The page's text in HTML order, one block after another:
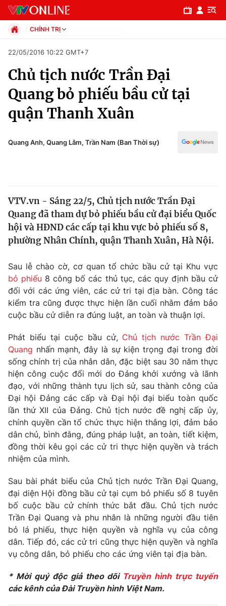
Chuyên mục
Chính trị
Thế giới
Tin tức
Thế giới đó đây
Câu chuyện quốc tế
Kinh tế
Tài chính
Thị trường
Góc doanh nghiệp
Dữ liệu và đời sống
Truyền hình
Hậu trường
Nhân vật
Khán giả
Giải sao mai
Giải trí
Điện ảnh
Âm nhạc
Sao
Đời sống
Du lịch
Làm đẹp
Chất lượng cuộc sống
Giáo dục
Tuyển sinh
Học trực tuyến
Công nghệ
Hitech Công nghệ tương lai
Sản phẩm
Thị trường
Tư vấn
Giao lưu trực tuyến
Lịch phát sóng
Chuyên mục khác
Emagazine Podcast
CHÍNH TRỊ
Xã hội
Pháp luật
Kinh tế
Thể thao
Truyền hình
Đời sống
22/05/2016 10:22 GMT+7
Chủ tịch nước Trần Đại
Quang bỏ phiếu bầu cử tại
quận Thanh Xuân
Quang Anh, Quang Lâm, Trần Nam (Ban Thời sự)
VTV.vn - Sáng 22/5, Chủ tịch nước Trần Đại
Quang đã tham dự bỏ phiếu bầu cử đại biểu Quốc
hội và HĐND các cấp tại khu vực bỏ phiếu số 8,
phường Nhân Chính, quận Thanh Xuân, Hà Nội.
Sau lễ chào cờ, cơ quan tổ chức bầu cử tại Khu vực
bỏ phiếu 8 công bố các thủ tục, các quy định bầu cử
đối với các ứng viên, các cử tri tại địa bàn. Công tác
kiểm tra cũng được thực hiện lần cuối nhằm đảm bảo
cuộc bầu cử diễn ra đúng luật, an toàn và thuận lợi.
Phát biểu tại cuộc bầu cử, Chủ tịch nước Trần Đại
Quang nhấn mạnh, đây là sự kiện trọng đại trong đời
sống chính trị của nhân dân, đặc biệt sau 30 năm thực
hiện công cuộc đổi mới do Đảng khởi xướng và lãnh
đạo, với những thành tựu lịch sử, sau thành công của
Đại hội Đảng các cấp và Đại hội đại biểu toàn quốc
lần thứ XII của Đảng. Chủ tịch nước đề nghị cấp ủy,
chính quyền cần tổ chức thực hiện thắng lợi, đảm bảo
dân chủ, bình đằng, đúng pháp luật, an toàn, tiết kiệm,
đồng thời kêu gọi các cử tri thực hiện quyền và trách
nhiệm của mình.
Sau bài phát biểu của Chủ tịch nước Trần Đại Quang,
đại diện Hội đồng bầu cử tại cụm bỏ phiếu số 8 tuyên
bố cuộc bầu cử chính thức bắt đầu. Chủ tịch nước
Trần Đại Quang và phu nhân là những người đầu tiên
bỏ lá phiếu, thực hiện quyền và nghĩa vụ của công
dân. Tiếp đó, các cử tri cũng thực hiện quyền và nghĩa
vụ công dân, bỏ phiếu cho các ứng viên tại địa bàn.
* Mời quý độc giả theo dõi Truyền hình trực tuyến
các kênh của Đài Truyền hình Việt Nam.